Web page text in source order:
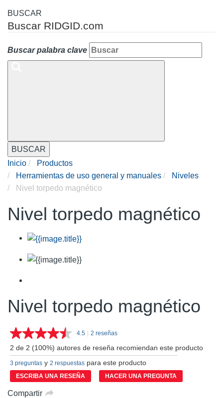
BUSCAR
Buscar RIDGID.com
Buscar palabra clave
BUSCAR
Inicio
Productos
Herramientas de uso general y manuales
Niveles
Nivel torpedo magnético
Nivel torpedo magnético
Nivel torpedo magnético
4.5 Lea
reseñas.
Enlace
en
misma
| 2 reseñas
2 de 2 (100%) autores de reseña recomiendan este producto
3 preguntas y 2 respuestas para este producto
ESCRIBA UNA RESEÑA HACER UNA PREGUNTA
Compartir